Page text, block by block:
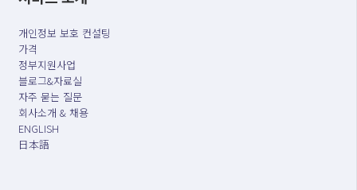
개인정보 보호 컨설팅
가격
정부지원사업
블로그&자료실
자주 묻는 질문
회사소개 & 채용
ENGLISH
日本語